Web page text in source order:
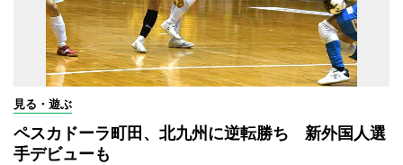
見る・遊ぶ
ペスカドーラ町田、北九州に逆転勝ち 新外国人選
手デビューも